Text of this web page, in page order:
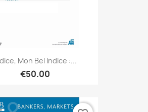
Mon Bel Indice :...
€50.00